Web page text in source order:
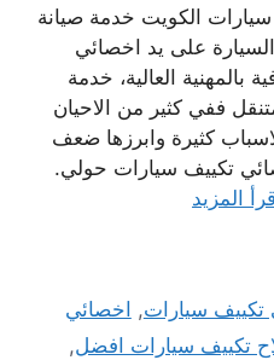
الكويت خدمة صيانة
على يد اخصائي
العالية، خدمة
ففي كثير من الاحيان
كثيرة وابرزها ضعف
تكييف سيارات حولي.
اقرأ المزيد
تكييف سيارات, اخصائي
تكييف سيارات افضل,